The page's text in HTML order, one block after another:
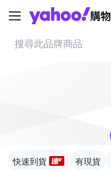
快速到貨 有現貨